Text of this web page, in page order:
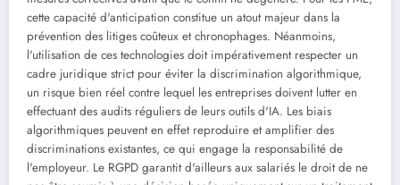
cette capacité d'anticipation constitue un atout majeur dans la
prévention des litiges coûteux et chronophages. Néanmoins,
l'utilisation de ces technologies doit impérativement respecter un
cadre juridique strict pour éviter la discrimination algorithmique,
un risque bien réel contre lequel les entreprises doivent lutter en
effectuant des audits réguliers de leurs outils d'IA. Les biais
algorithmiques peuvent en effet reproduire et amplifier des
discriminations existantes, ce qui engage la responsabilité de
l'employeur. Le RGPD garantit d'ailleurs aux salariés le droit de ne